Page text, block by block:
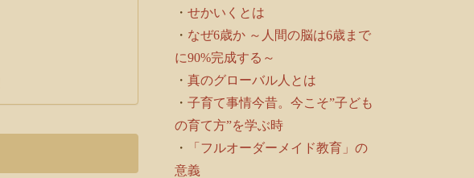
ム・ せかいくとは
・ なぜ6歳か ～人間の脳は6歳まで
に90%完成する～
・ 真のグローバル人とは
・ 子育て事情今昔。今こそ”子ども
の育て方”を学ぶ時
・
「フルオーダーメイド教育」の
意義